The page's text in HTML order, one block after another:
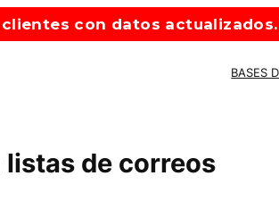
clientes con datos
BASES
de correos